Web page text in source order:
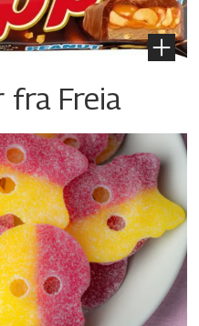
fra Freia